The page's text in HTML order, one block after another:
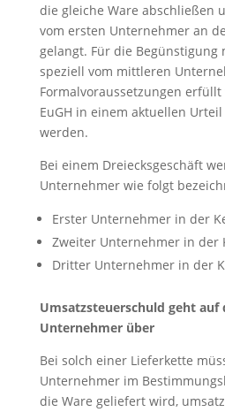
die gleiche Ware abschließen
vom ersten Unternehmer an
gelangt. Für die Begünstigung
speziell vom mittleren
Formalvoraussetzungen
EuGH in einem aktuellen
werden.
Bei einem Dreiecksgeschäft
Unternehmer wie folgt
Erster Unternehmer in der
Zweiter Unternehmer in der
Dritter Unternehmer in der
Umsatzsteuerschuld geht
Unternehmer über
Bei solch einer Lieferkette
Unternehmer im
die Ware geliefert wird,